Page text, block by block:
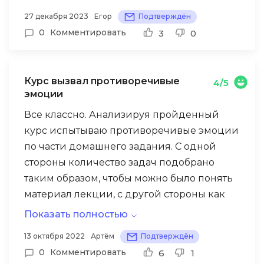
менторы дают достойный. Каждый урок
построен с элементами практики, которые
опытных спецов. Покупал за адекватную
цену курс.
В первый месяц было сложно даже мне,
большие объемы информации, время
придется затратить поначалу прилично,
чтобы организовать свое рабочее время и
понять этот баланс. По окончанию урока
вы проходите проверочные тесты и
делаете отработку навыков.
Для студентов это отличный курс чтобы
интенсивно войти в курс по разработке и
27 декабря 2023 Егор Подтверждён
0 Комментировать 3 0
Курс вызвал противоречивые
эмоции
4/5
Все классно. Анализируя пройденный
курс испытываю противоречивые эмоции
по части домашнего задания. С одной
стороны количество задач подобрано
таким образом, чтобы можно было понять
материал лекции, с другой стороны как
будто задач мало. Было бы здорово, если
обязательные к выполнению и чуть
больше чем сейчас задач необязательных,
Показать полностью
13 октября 2022 Артём Подтверждён
0 Комментировать 6 1